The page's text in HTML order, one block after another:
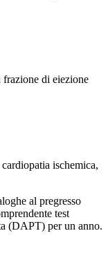
di eiezione
ischemica,
al pregresso
test
(DAPT) per un anno.